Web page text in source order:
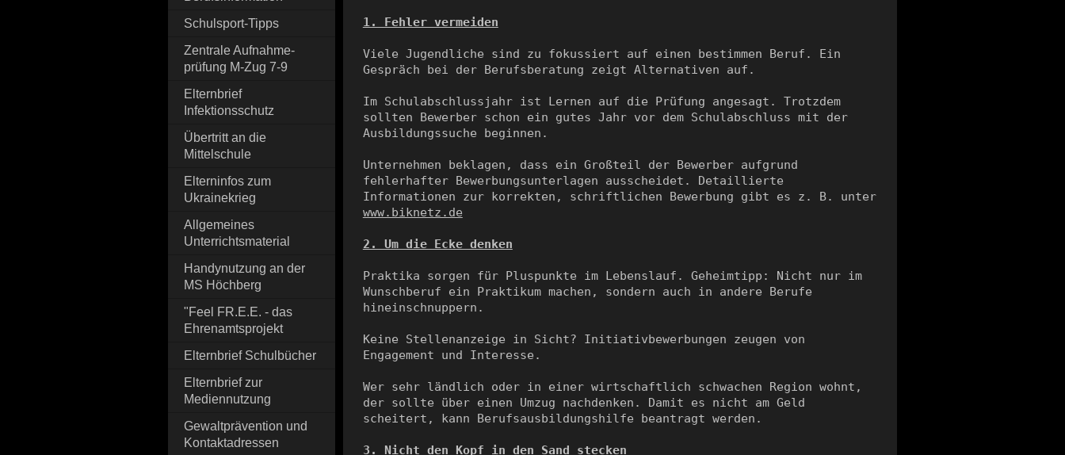
Schulsport-Tipps
Zentrale Aufnahme-
prüfung M-Zug 7-9
Elternbrief
Infektionsschutz
Übertritt an die
Mittelschule
Elterninfos zum
Ukrainekrieg
Allgemeines
Unterrichtsmaterial
Handynutzung an der
MS Höchberg
"Feel FR.E.E. - das
Ehrenamtsprojekt
Elternbrief Schulbücher
Elternbrief zur
Mediennutzung
Gewaltprävention und
Kontaktadressen
1. Fehler vermeiden
Viele Jugendliche sind zu fokussiert auf einen bestimmen Beruf. Ein
Gespräch bei der Berufsberatung zeigt Alternativen auf.
Im Schulabschlussjahr ist Lernen auf die Prüfung angesagt. Trotzdem
sollten Bewerber schon ein gutes Jahr vor dem Schulabschluss mit der
Ausbildungssuche beginnen.
Unternehmen beklagen, dass ein Großteil der Bewerber aufgrund
fehlerhafter Bewerbungsunterlagen ausscheidet. Detaillierte
Informationen zur korrekten, schriftlichen Bewerbung gibt es z. B. unter
2. Um die Ecke denken
Praktika sorgen für Pluspunkte im Lebenslauf. Geheimtipp: Nicht nur im
Wunschberuf ein Praktikum machen, sondern auch in andere Berufe
hineinschnuppern.
Keine Stellenanzeige in Sicht? Initiativbewerbungen zeugen von
Engagement und Interesse.
Wer sehr ländlich oder in einer wirtschaftlich schwachen Region wohnt,
der sollte über einen Umzug nachdenken. Damit es nicht am Geld
scheitert, kann Berufsausbildungshilfe beantragt werden.
3. Nicht den Kopf in den Sand stecken